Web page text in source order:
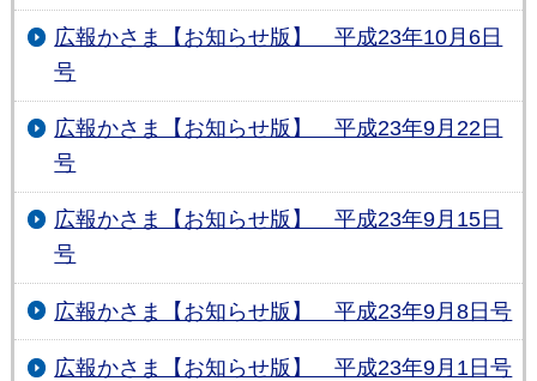
広報かさま【お知らせ版】 平成23年10月6日
号
広報かさま【お知らせ版】 平成23年9月22日
号
広報かさま【お知らせ版】 平成23年9月15日
号
広報かさま【お知らせ版】 平成23年9月8日号
広報かさま【お知らせ版】 平成23年9月1日号